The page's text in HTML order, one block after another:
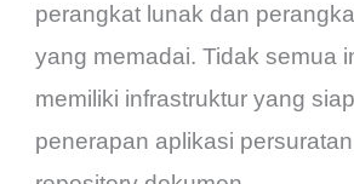
perangkat lunak dan
yang memadai. Tidak semua
memiliki infrastruktur yang
penerapan aplikasi